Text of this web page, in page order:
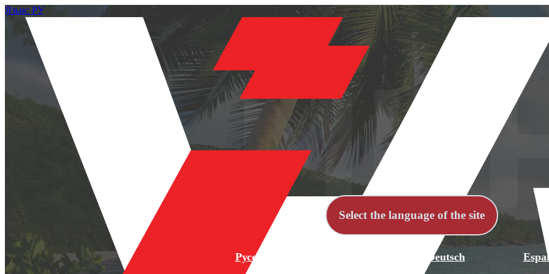
Язык: РУ
Select the language of the site
Русский Deutsch